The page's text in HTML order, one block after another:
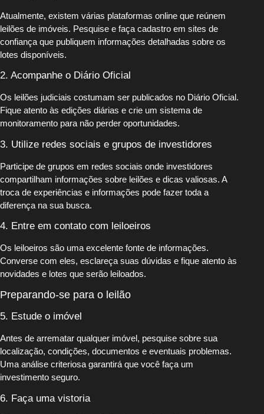
Atualmente, existem várias plataformas online que reúnem
leilões de imóveis. Pesquise e faça cadastro em sites de
confiança que publiquem informações detalhadas sobre os
lotes disponíveis.
2. Acompanhe o Diário Oficial
Os leilões judiciais costumam ser publicados no Diário Oficial.
Fique atento às edições diárias e crie um sistema de
monitoramento para não perder oportunidades.
3. Utilize redes sociais e grupos de investidores
Participe de grupos em redes sociais onde investidores
compartilham informações sobre leilões e dicas valiosas. A
troca de experiências e informações pode fazer toda a
diferença na sua busca.
4. Entre em contato com leiloeiros
Os leiloeiros são uma excelente fonte de informações.
Converse com eles, esclareça suas dúvidas e fique atento às
novidades e lotes que serão leiloados.
Preparando-se para o leilão
5. Estude o imóvel
Antes de arrematar qualquer imóvel, pesquise sobre sua
localização, condições, documentos e eventuais problemas.
Uma análise criteriosa garantirá que você faça um
investimento seguro.
6. Faça uma vistoria